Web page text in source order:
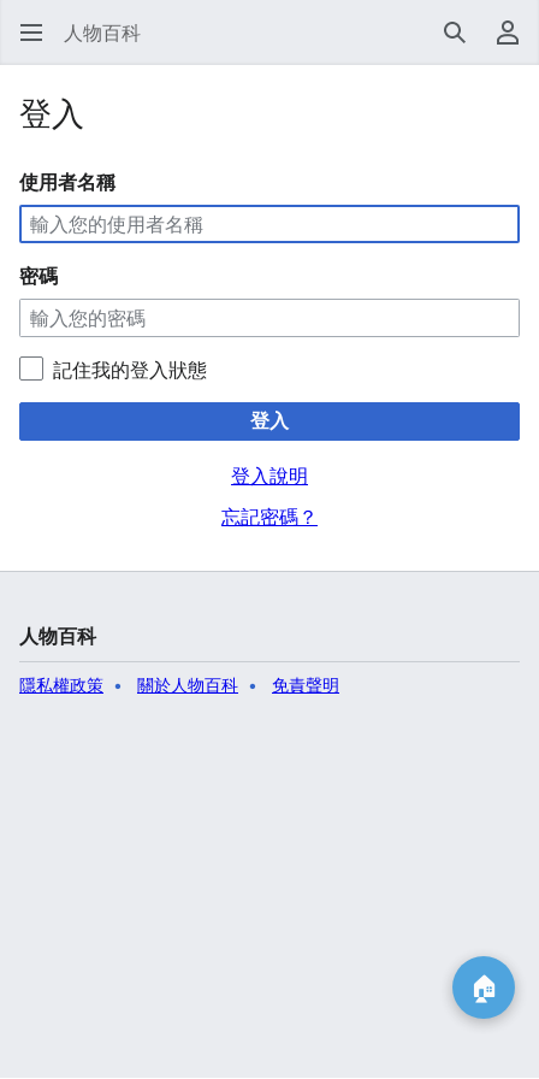
🏠
人物百科 搜尋 使
登入
使用者名稱
密碼
記住我的登入狀態
登入
登入說明
忘記密碼？
人物百科
隱私權政策 關於人物百科 免責聲明